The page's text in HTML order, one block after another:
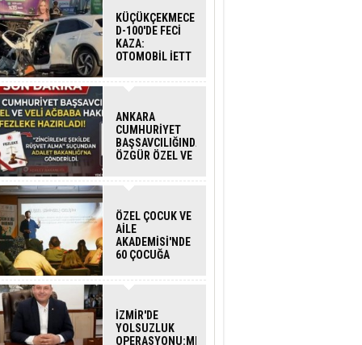
KÜÇÜKÇEKMECE
D-100'DE FECİ
KAZA:
OTOMOBİL İETT
ÇARPTI 3 KİŞİ
ANKARA
CUMHURİYET
BAŞSAVCILIĞINDAN
ÖZGÜR ÖZEL VE
HAKKINDA
ÖZEL ÇOCUK VE
AİLE
AKADEMİSİ'NDE
60 ÇOCUĞA
İZMİR'DE
YOLSUZLUK
OPERASYONU:MENDERES